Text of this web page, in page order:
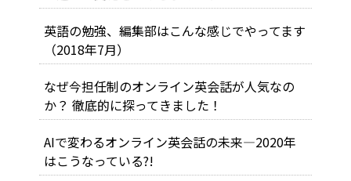
英語の勉強、編集部はこんな感じでやってます
（2018年7月）
なぜ今担任制のオンライン英会話が人気なの
か？ 徹底的に探ってきました！
AIで変わるオンライン英会話の未来―2020年
はこうなっている?!